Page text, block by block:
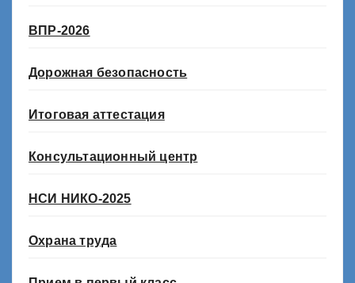
ВПР-2026
Дорожная безопасность
Итоговая аттестация
Консультационный центр
НСИ НИКО-2025
Охрана труда